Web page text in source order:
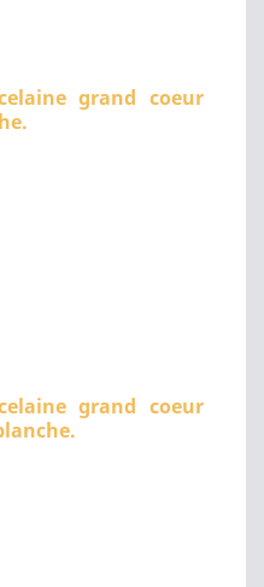
grand coeur
grand coeur